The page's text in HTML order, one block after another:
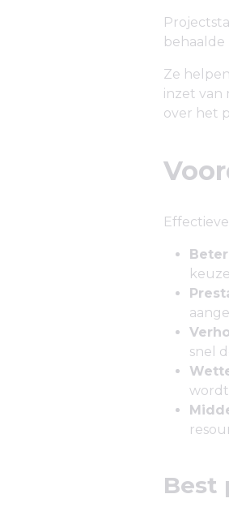
behaalde
Ze
inzet van
over het
snel
Best